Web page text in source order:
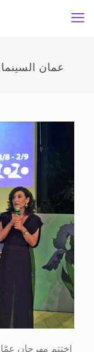
عمان
اختتم مهرجان